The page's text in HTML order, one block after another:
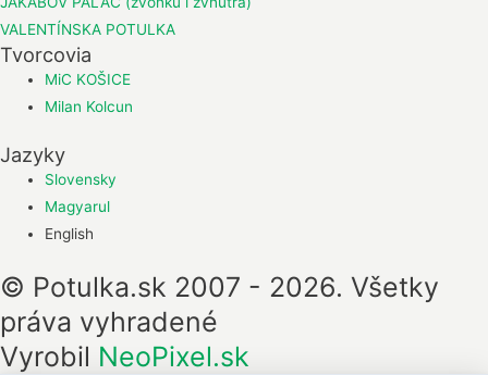
VALENTÍNSKA POTULKA
Tvorcovia
MiC KOŠICE
Milan Kolcun
Jazyky
Slovensky
Magyarul
English
© Potulka.sk 2007 - 2026. Všetky
práva vyhradené
Vyrobil NeoPixel.sk